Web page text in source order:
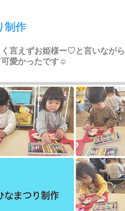
制作
言えずお姫様ー♡と言いながら
愛かったです☺︎